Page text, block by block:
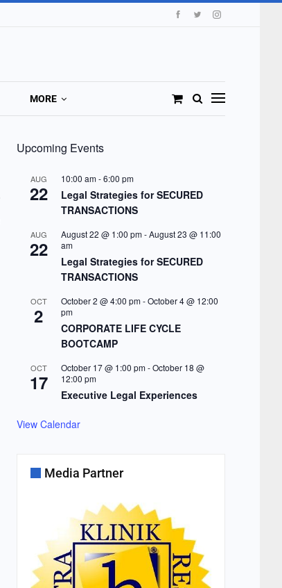
MORE
Upcoming Events
AUG
22
10:00 am-6:00 pm
Legal Strategies for SECURED
TRANSACTIONS
AUG
22
August 22 @ 1:00 pm-August 23 @ 11:00
am
Legal Strategies for SECURED
TRANSACTIONS
OCT
2
October 2 @ 4:00 pm-October 4 @ 12:00
pm
CORPORATE LIFE CYCLE
BOOTCAMP
OCT
17
October 17 @ 1:00 pm-October 18 @
12:00 pm
Executive Legal Experiences
View Calendar
Media Partner